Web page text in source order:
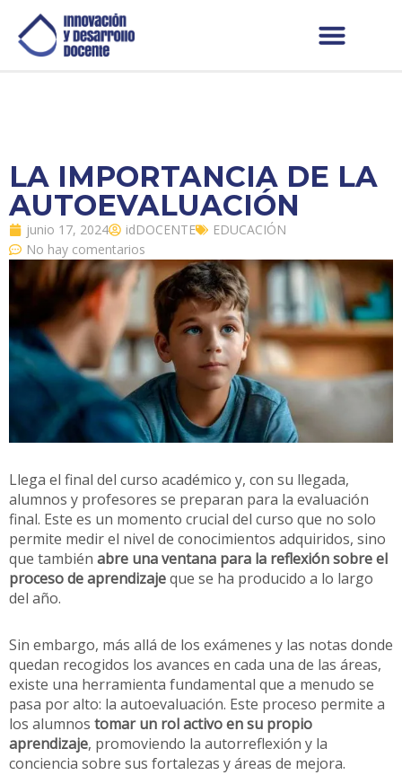
LA IMPORTANCIA DE LA
AUTOEVALUACIÓN
junio 17, 2024 idDOCENTE
EDUCACIÓN
No hay comentarios
Llega el final del curso académico y, con su llegada,
alumnos y profesores se preparan para la evaluación
final. Este es un momento crucial del curso que no solo
permite medir el nivel de conocimientos adquiridos, sino
que también abre una ventana para la reflexión sobre el
proceso de aprendizajeque se ha producido a lo largo
del año.
Sin embargo, más allá de los exámenes y las notas donde
quedan recogidos los avances en cada una de las áreas,
existe una herramienta fundamental que a menudo se
pasa por alto: la autoevaluación. Este proceso permite a
los alumnos tomar un rol activo en su propio
aprendizaje, promoviendo la autorreflexión y la
conciencia sobre sus fortalezas y áreas de mejora.